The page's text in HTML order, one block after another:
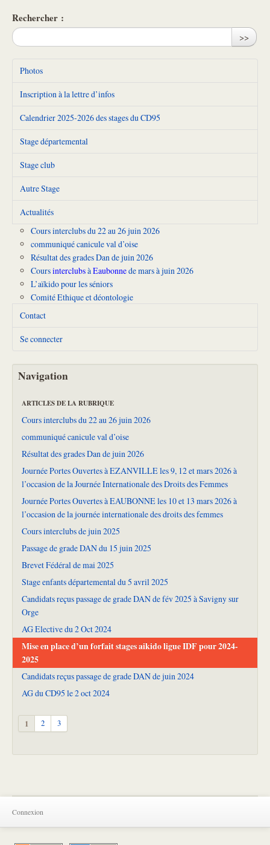
Rechercher :
>>
Photos
Inscription à la lettre d’infos
Calendrier 2025-2026 des stages du CD95
Stage départemental
Stage club
Autre Stage
Actualités
Cours interclubs du 22 au 26 juin 2026
communiqué canicule val d’oise
Résultat des grades Dan de juin 2026
CoursinterclubsàEaubonnede mars à juin 2026
L’aïkido pour les séniors
Comité Ethique et déontologie
Contact
Se connecter
Navigation
ARTICLES DE LA RUBRIQUE
Cours interclubs du 22 au 26 juin 2026
communiqué canicule val d’oise
Résultat des grades Dan de juin 2026
Journée Portes Ouvertes à EZANVILLE les 9, 12 et mars 2026 à
l’occasion de la Journée Internationale des Droits des Femmes
Journée Portes Ouvertes à EAUBONNE les 10 et 13 mars 2026 à
l’occasion de la journée internationale des droits des femmes
Cours interclubs de juin 2025
Passage de grade DAN du 15 juin 2025
Brevet Fédéral de mai 2025
Stage enfants départemental du 5 avril 2025
Candidats reçus passage de grade DAN de fév 2025 à Savigny sur
Orge
AG Elective du 2 Oct 2024
Mise en place d’un forfait stages aikido ligue IDF pour 2024-
2025
Candidats reçus passage de grade DAN de juin 2024
AG du CD95 le 2 oct 2024
1 2 3
Connexion